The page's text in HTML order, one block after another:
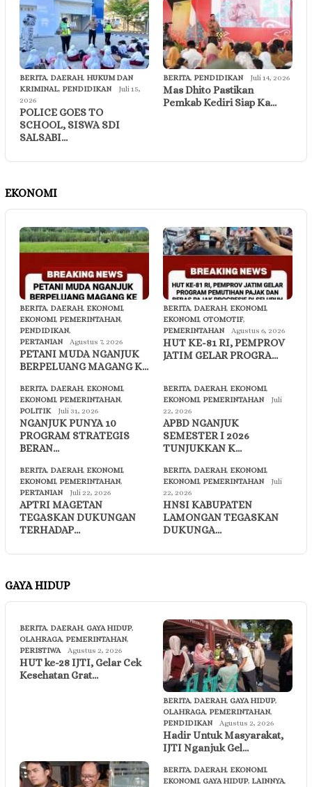
BERITA, DAERAH, HUKUM DAN
KRIMINAL, PENDIDIKAN
Juli 15,
2026
POLICE GOES TO
SCHOOL, SISWA SDI
SALSABI…
BERITA, PENDIDIKAN Juli 14, 2026
Mas Dhito Pastikan
Pemkab Kediri Siap Ka…
EKONOMI
BERITA, DAERAH, EKONOMI,
EKONOMI, PEMERINTAHAN,
PENDIDIKAN,
PERTANIAN
Agustus 7, 2026
PETANI MUDA NGANJUK
BERPELUANG MAGANG K…
BERITA, DAERAH, EKONOMI,
EKONOMI, OTOMOTIF,
PEMERINTAHAN
Agustus 6, 2026
HUT KE-81 RI, PEMPROV
JATIM GELAR PROGRA…
BERITA, DAERAH, EKONOMI,
EKONOMI, PEMERINTAHAN,
POLITIK
Juli 31, 2026
NGANJUK PUNYA 10
PROGRAM STRATEGIS
BERAN…
BERITA, DAERAH, EKONOMI,
EKONOMI, PEMERINTAHAN
Juli
22, 2026
APBD NGANJUK
SEMESTER I 2026
TUNJUKKAN K…
BERITA, DAERAH, EKONOMI,
EKONOMI, PEMERINTAHAN,
PERTANIAN
Juli 22, 2026
APTRI MAGETAN
TEGASKAN DUKUNGAN
TERHADAP…
BERITA, DAERAH, EKONOMI,
EKONOMI, PEMERINTAHAN
Juli
22, 2026
HNSI KABUPATEN
LAMONGAN TEGASKAN
DUKUNGA…
GAYA HIDUP
BERITA, DAERAH, GAYA HIDUP,
OLAHRAGA, PEMERINTAHAN,
PERISTIWA
Agustus 2, 2026
HUT ke-28 IJTI, Gelar Cek
Kesehatan Grat…
BERITA, DAERAH, GAYA HIDUP,
OLAHRAGA, PEMERINTAHAN,
PENDIDIKAN
Agustus 2, 2026
Hadir Untuk Masyarakat,
IJTI Nganjuk Gel…
BERITA, DAERAH, EKONOMI,
EKONOMI, GAYA HIDUP, LAINNYA,